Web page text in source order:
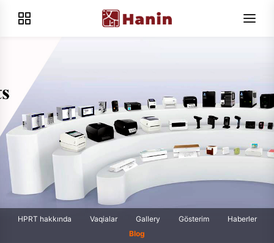
HPRT hakkında Vaqialar Gallery Gösterim
Haberler
Blog